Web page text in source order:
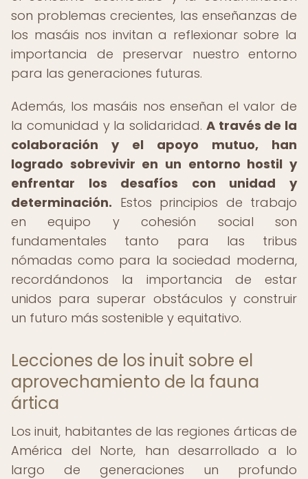
son problemas crecientes, las enseñanzas de
los masáis nos invitan a reflexionar sobre la
importancia de preservar nuestro entorno
para las generaciones futuras.
Además, los masáis nos enseñan el valor de
la comunidad y la solidaridad. A través de la
colaboración y el apoyo mutuo, han
logrado sobrevivir en un entorno hostil y
enfrentar los desafíos con unidad y
determinación. Estos principios de trabajo
en equipo y cohesión social son
fundamentales tanto para las tribus
nómadas como para la sociedad moderna,
recordándonos la importancia de estar
unidos para superar obstáculos y construir
un futuro más sostenible y equitativo.
Lecciones de los inuit sobre el
aprovechamiento de la fauna
ártica
Los inuit, habitantes de las regiones árticas de
América del Norte, han desarrollado a lo
largo de generaciones un profundo